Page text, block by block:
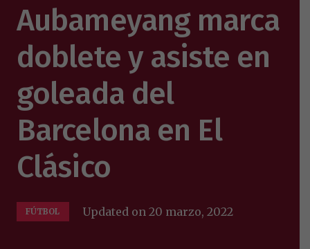
Aubameyang marca
doblete y asiste en
goleada del
Barcelona en El
Clásico
FÚTBOL Updated on20 marzo, 2022